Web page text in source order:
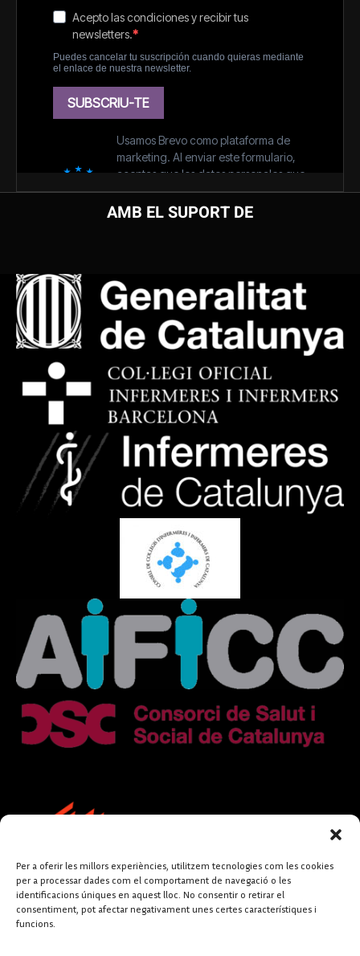
Per a oferir les millors experiències, utilitzem tecnologies com les cookies
per a processar dades com el comportament de navegació o les
identificacions úniques en aquest lloc. No consentir o retirar el
consentiment, pot afectar negativament unes certes característiques i
funcions.
AMB EL SUPORT DE